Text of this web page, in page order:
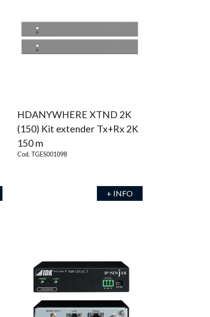
HDANYWHERE XTND 2K
(150) Kit extender Tx+Rx 2K
150 m
Cod. TGES001098
+ INFO